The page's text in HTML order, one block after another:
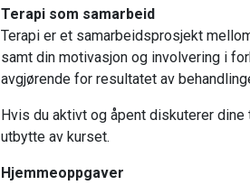
Terapi som samarbeid
Terapi er et samarbeidsprosjekt
samt din motivasjon og involvering i
avgjørende for resultatet av
Hvis du aktivt og åpent diskuterer
utbytte av kurset.
Hjemmeoppgaver